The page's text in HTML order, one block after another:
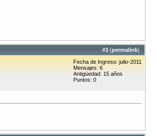
#3 (permalink)
Fecha de Ingreso: julio-2011
Mensajes: 6
Antigüedad: 15 años
Puntos: 0